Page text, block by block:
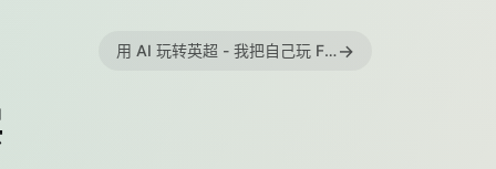
用 AI 玩转英超 - 我把自己玩 FPL 的工作流写成了一个 Agent Skill →